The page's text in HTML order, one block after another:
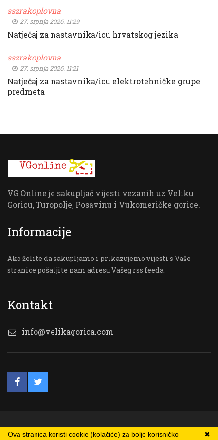
sszrakoplovna
27. srpnja 2026. 11:29
Natječaj za nastavnika/icu hrvatskog jezika
sszrakoplovna
27. srpnja 2026. 11:21
Natječaj za nastavnika/icu elektrotehničke grupe
predmeta
VG Online je sakupljač vijesti vezanih uz Veliku
Goricu, Turopolje, Posavinu i Vukomeričke gorice.
Informacije
Ako želite da sakupljamo i prikazujemo vijesti s Vaše
stranice pošaljite nam adresu Vašeg rss feeda.
Kontakt
info@velikagorica.com
© VG Online ✖
Ova stranica koristi cookie (kolačiće) za bolje korisničko